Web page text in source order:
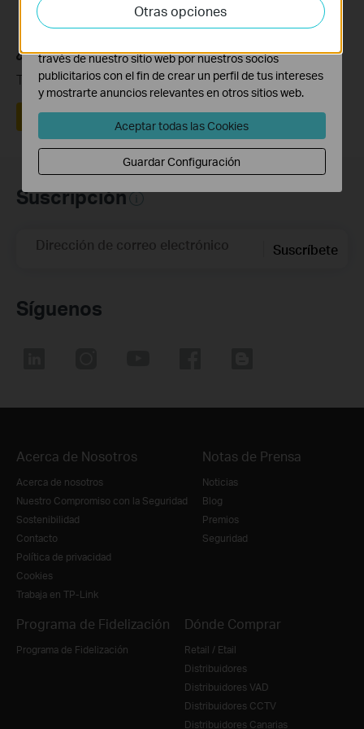
¿Es útil este artículo?
Tus comentarios nos ayudan a mejorar esta web.
Sí No
Suscripción
Dirección de correo electrónico Suscríbete
Síguenos
Acerca de Nosotros
Acerca de nosotros
Nuestro Compromiso con la Seguridad
Sostenibilidad
Contacto
Política de privacidad
Cookies
Trabaja en TP-Link
Notas de Prensa
Noticias
Blog
Premios
Seguridad
Programa de Fidelización
Programa de Fidelización
Dónde Comprar
Retail / Etail
Distribuidores
Distribuidores VAD
Distribuidores CCTV
Distribuidores Canarias
Otras opciones
adaptar la funcionalidad del mismo.
través de nuestro sitio web por nuestros socios
publicitarios con el fin de crear un perfil de tus intereses
y mostrarte anuncios relevantes en otros sitios web.
Aceptar todas las Cookies
Guardar Configuración